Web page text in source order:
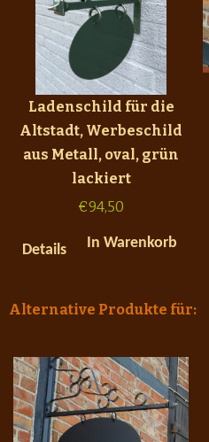
Ladenschild für die
Altstadt, Werbeschild
aus Metall, oval, grün
lackiert
€94,50
Details In Warenkorb
Alternative Produkte für: